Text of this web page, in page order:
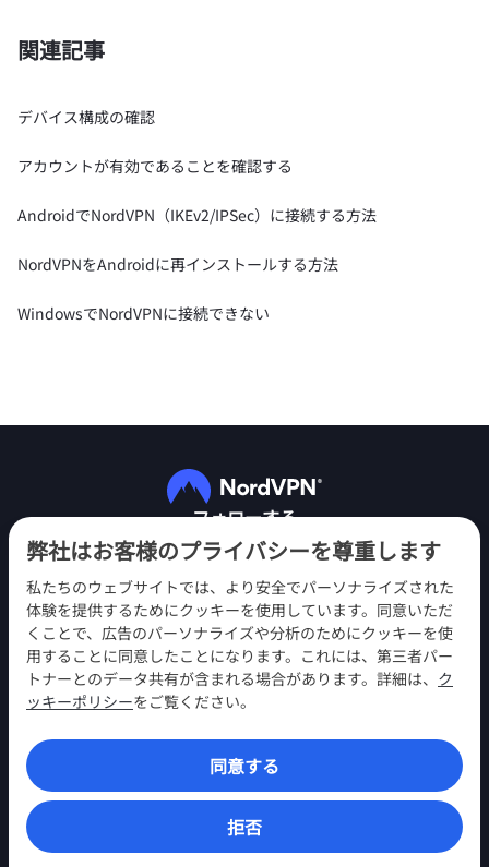
弊社はお客様のプライバシーを尊重します
私たちのウェブサイトでは、より安全でパーソナライズされた
体験を提供するためにクッキーを使用しています。同意いただ
くことで、広告のパーソナライズや分析のためにクッキーを使
用することに同意したことになります。これには、第三者パー
トナーとのデータ共有が含まれる場合があります。詳細は、 ク
ッキーポリシーをご覧ください。
同意する
拒否
関連記事
デバイス構成の確認
アカウントが有効であることを確認する
AndroidでNordVPN（IKEv2/IPSec）に接続する方法
NordVPNをAndroidに再インストールする方法
WindowsでNordVPNに接続できない
フォローする
NordVPN
エンゲージメント
ヘルプ
発見
VPNアプリ